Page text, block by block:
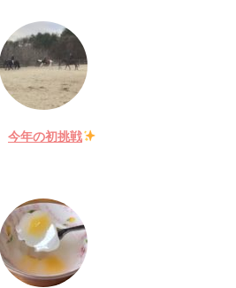
今年の初挑戦